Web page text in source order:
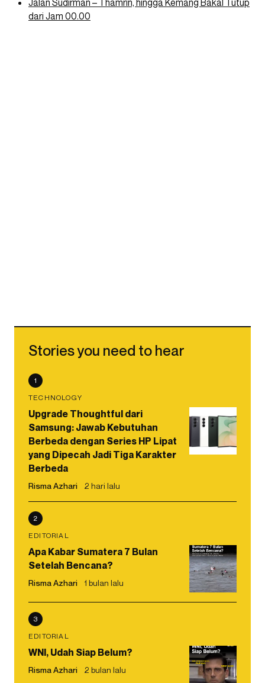
Jalan Sudirman – Thamrin, hingga Kemang Bakal Tutup
dari Jam 00.00
Stories you need to hear
1
TECHNOLOGY
Upgrade Thoughtful dari
Samsung: Jawab Kebutuhan
Berbeda dengan Series HP Lipat
yang Dipecah Jadi Tiga Karakter
Berbeda
Risma Azhari 2 hari lalu
2
EDITORIAL
Apa Kabar Sumatera 7 Bulan
Setelah Bencana?
Risma Azhari 1 bulan lalu
3
EDITORIAL
WNI, Udah Siap Belum?
Risma Azhari 2 bulan lalu